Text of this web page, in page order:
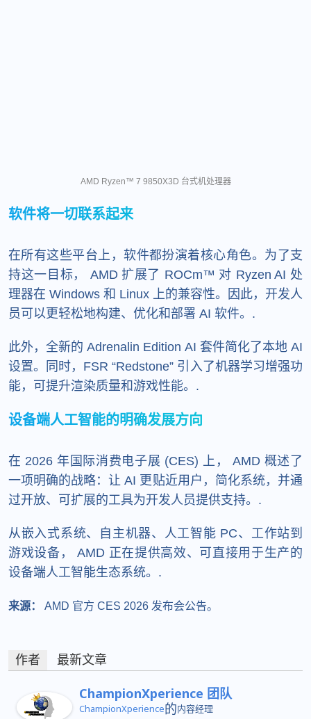
AMD Ryzen™ 7 9850X3D 台式机处理器
软件将一切联系起来
在所有这些平台上，软件都扮演着核心角色。为了支
持这一目标， AMD 扩展了 ROCm™ 对 Ryzen AI 处
理器在 Windows 和 Linux 上的兼容性。因此，开发人
员可以更轻松地构建、优化和部署 AI 软件。.
此外，全新的 Adrenalin Edition AI 套件简化了本地 AI
设置。同时，FSR “Redstone” 引入了机器学习增强功
能，可提升渲染质量和游戏性能。.
设备端人工智能的明确发展方向
在 2026 年国际消费电子展 (CES) 上， AMD 概述了
一项明确的战略：让 AI 更贴近用户，简化系统，并通
过开放、可扩展的工具为开发人员提供支持。.
从嵌入式系统、自主机器、人工智能 PC、工作站到
游戏设备， AMD 正在提供高效、可直接用于生产的
设备端人工智能生态系统。.
来源： AMD 官方 CES 2026 发布会公告。
作者 最新文章
ChampionXperience 团队
ChampionXperience的内容经理